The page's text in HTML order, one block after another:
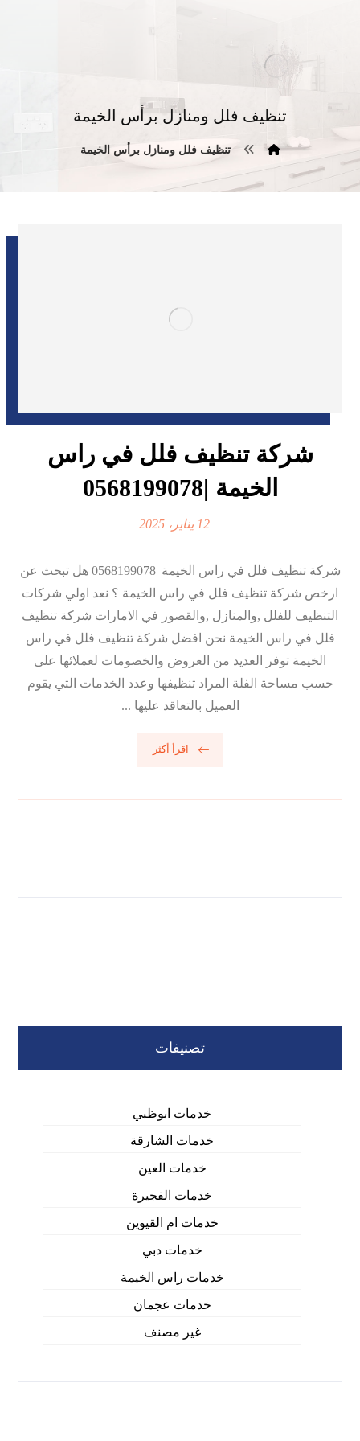
تنظيف فلل ومنازل برأس الخيمة
تنظيف فلل ومنازل برأس الخيمة
شركة تنظيف فلل في راس
الخيمة |0568199078
12 يناير، 2025
شركة تنظيف فلل في راس الخيمة |0568199078 هل تبحث عن
ارخص شركة تنظيف فلل في راس الخيمة ؟ نعد اولي شركات
التنظيف للفلل ,والمنازل ,والقصور في الامارات شركة تنظيف
فلل في راس الخيمة نحن افضل شركة تنظيف فلل في راس
الخيمة توفر العديد من العروض والخصومات لعملائها على
حسب مساحة الفلة المراد تنظيفها وعدد الخدمات التي يقوم
العميل بالتعاقد عليها ...
اقرأ أكثر
تصنيفات
خدمات ابوظبي
خدمات الشارقة
خدمات العين
خدمات الفجيرة
خدمات ام القيوين
خدمات دبي
خدمات راس الخيمة
خدمات عجمان
غير مصنف